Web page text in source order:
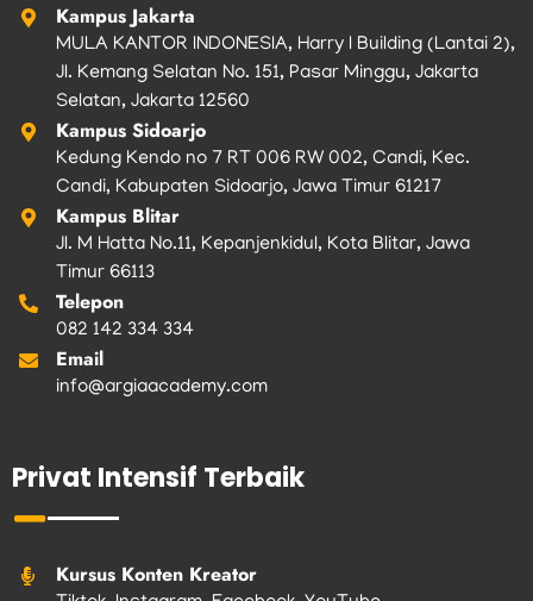
Kampus Jakarta
MULA KANTOR INDONESIA, Harry I Building (Lantai 2),
Jl. Kemang Selatan No. 151, Pasar Minggu, Jakarta
Selatan, Jakarta 12560
Kampus Sidoarjo
Kedung Kendo no 7 RT 006 RW 002, Candi, Kec.
Candi, Kabupaten Sidoarjo, Jawa Timur 61217
Kampus Blitar
Jl. M Hatta No.11, Kepanjenkidul, Kota Blitar, Jawa
Timur 66113
Telepon
082 142 334 334
Email
info@argiaacademy.com
Privat Intensif Terbaik
Kursus Konten Kreator